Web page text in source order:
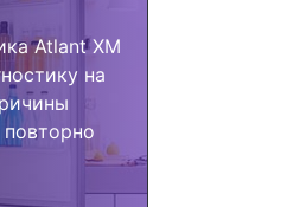
Atlant XM
на